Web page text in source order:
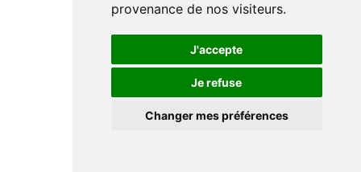
provenance de nos visiteurs.
J'accepte
Je refuse
Changer mes préférences